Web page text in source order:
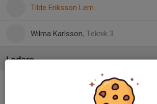
Tilde Eriksson Lem
Wilma Karlsson, Teknik 3
Ledare
Jakob Pohorely WeimersHuvudtränare